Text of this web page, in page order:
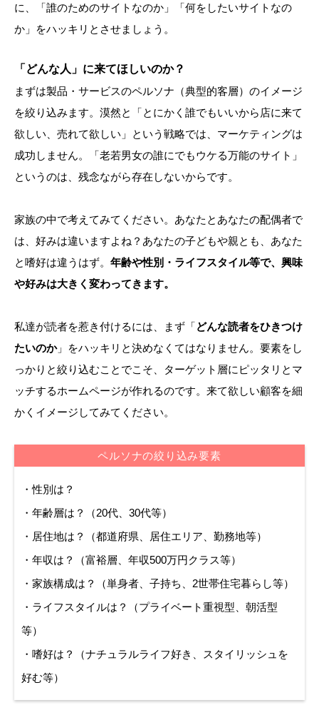
に、「誰のためのサイトなのか」「何をしたいサイトなの
か」をハッキリとさせましょう。
「どんな人」に来てほしいのか？
まずは製品・サービスのペルソナ（典型的客層）のイメージ
を絞り込みます。漠然と「とにかく誰でもいいから店に来て
欲しい、売れて欲しい」という戦略では、マーケティングは
成功しません。「老若男女の誰にでもウケる万能のサイト」
というのは、残念ながら存在しないからです。
家族の中で考えてみてください。あなたとあなたの配偶者で
は、好みは違いますよね？あなたの子どもや親とも、あなた
と嗜好は違うはず。 年齢や性別・ライフスタイル等で、興味
や好みは大きく変わってきます。
私達が読者を惹き付けるには、まず「どんな読者をひきつけ
たいのか」をハッキリと決めなくてはなりません。要素をし
っかりと絞り込むことでこそ、ターゲット層にピッタリとマ
ッチするホームページが作れるのです。来て欲しい顧客を細
かくイメージしてみてください。
ペルソナの絞り込み要素
・性別は？
・年齢層は？（20代、30代等）
・居住地は？（都道府県、居住エリア、勤務地等）
・年収は？（富裕層、年収500万円クラス等）
・家族構成は？（単身者、子持ち、2世帯住宅暮らし等）
・ライフスタイルは？（プライベート重視型、朝活型
等）
・嗜好は？（ナチュラルライフ好き、スタイリッシュを
好む等）